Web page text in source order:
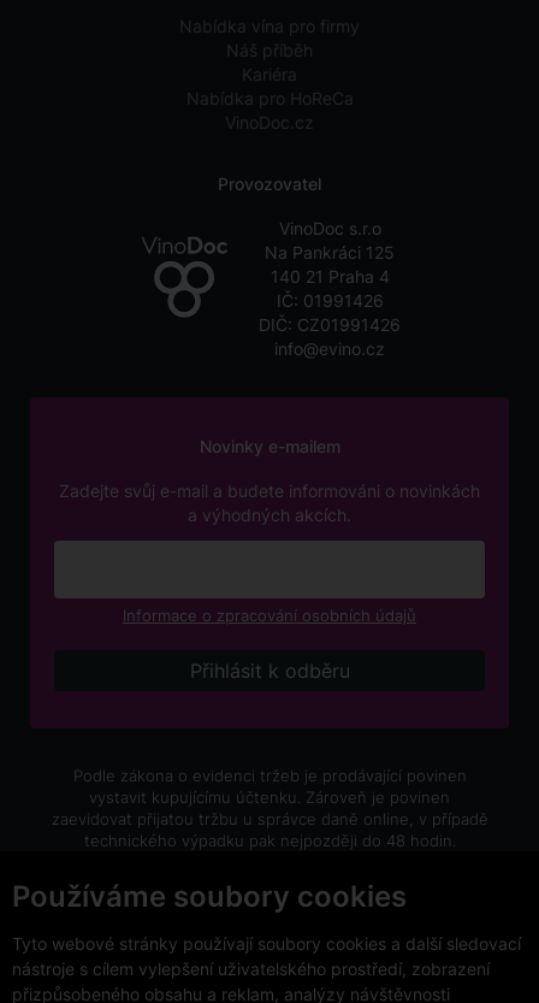
Používáme soubory cookies
Tyto webové stránky používají soubory cookies a další sledovací
nástroje s cílem vylepšení uživatelského prostředí, zobrazení
přizpůsobeného obsahu a reklam, analýzy návštěvnosti
Nabídka vína pro firmy
Náš příběh
Kariéra
Nabídka pro HoReCa
VinoDoc.cz
Provozovatel
VinoDoc s.r.o
Na Pankráci 125
140 21 Praha 4
IČ: 01991426
DIČ: CZ01991426
info@evino.cz
Novinky e-mailem
Zadejte svůj e-mail a budete informováni o novinkách
a výhodných akcích.
Informace o zpracování osobních údajů
Podle zákona o evidenci tržeb je prodávající povinen
vystavit kupujícímu účtenku. Zároveň je povinen
zaevidovat přijatou tržbu u správce daně online, v případě
technického výpadku pak nejpozději do 48 hodin.
nápojů osobám mladším 18 let.